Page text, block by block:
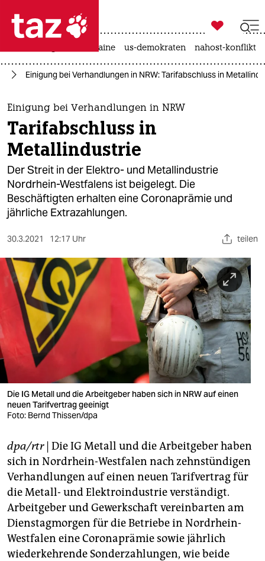
 taz zahl ich
taz zahl ich
themen
politik
öko
gesellschaft
kultur
sport
berlin
nord
wahrheit
verlag
verlag
veranstaltungen
shop
fragen & hilfe
unterstützen
abo
genossenschaft
epaper login

taz zahl ich
krieg in der ukraine us-demokraten nahost-konflikt
Einigung bei Verhandlungen in NRW: Tarifabschluss in
Einigung bei Verhandlungen in NRW
Tarifabschluss in
Metallindustrie
Der Streit in der Elektro- und Metallindustrie
Nordrhein-Westfalens ist beigelegt. Die
Beschäftigten erhalten eine Coronaprämie und
jährliche Extrazahlungen.
30.3.2021 12:17 Uhr teilen
Die IG Metall und die Arbeitgeber haben sich in NRW auf einen
neuen Tarifvertrag geeinigt
Foto: Bernd Thissen/dpa
dpa/rtr| Die IG Metall und die Arbeitgeber haben
sich in Nordrhein-Westfalen nach zehnstündigen
Verhandlungen auf einen neuen Tarifvertrag für
die Metall- und Elektroindustrie verständigt.
Arbeitgeber und Gewerkschaft vereinbarten am
Dienstagmorgen für die Betriebe in Nordrhein-
Westfalen eine Coronaprämie sowie jährlich
wiederkehrende Sonderzahlungen, wie beide